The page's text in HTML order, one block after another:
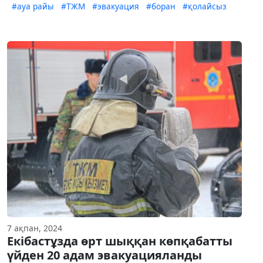
#ауа райы #ТЖМ #эвакуация #боран #қолайсыз
7 ақпан, 2024
Екібастұзда өрт шыққан көпқабатты
үйден 20 адам эвакуацияланды